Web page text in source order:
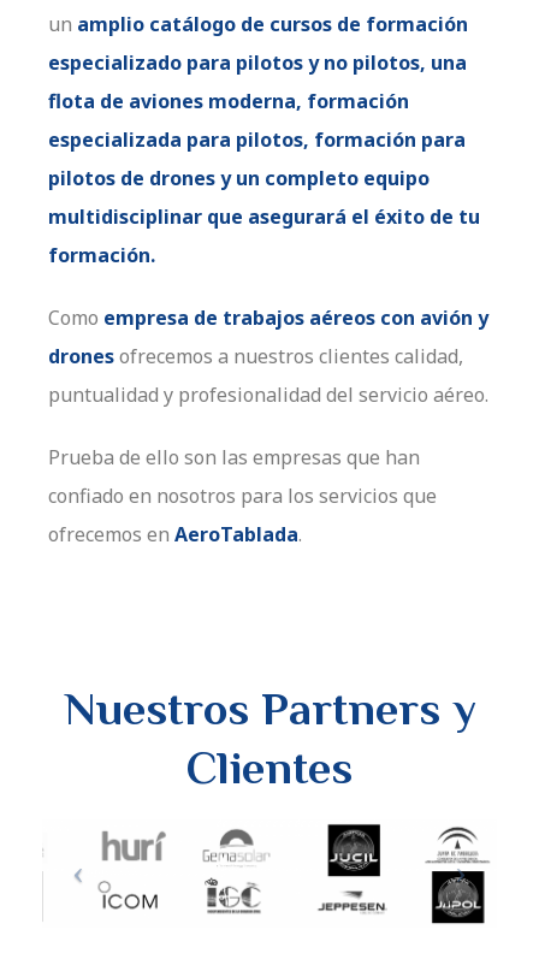
un amplio catálogo de cursos de formación
especializado para pilotos y no pilotos, una
flota de aviones moderna, formación
especializada para pilotos, formación para
pilotos de drones y un completo equipo
multidisciplinar que asegurará el éxito de tu
formación.
Como empresa de trabajos aéreos con avión y
dronesofrecemos a nuestros clientes calidad,
puntualidad y profesionalidad del servicio aéreo.
Prueba de ello son las empresas que han
confiado en nosotros para los servicios que
ofrecemos en AeroTablada.
Nuestros Partners y
Clientes